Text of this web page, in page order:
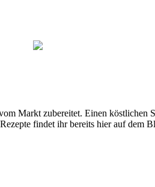
Markt zubereitet. Einen köstlichen
findet ihr bereits hier auf dem